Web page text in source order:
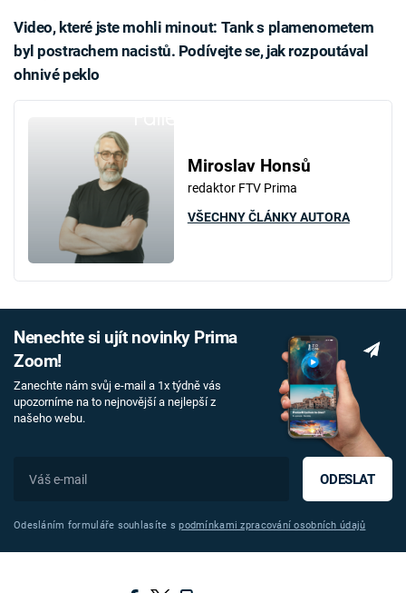
Video, které jste mohli minout: Tank s plamenometem
byl postrachem nacistů. Podívejte se, jak rozpoutával
ohnivé peklo
Miroslav Honsů
redaktor FTV Prima
VŠECHNY ČLÁNKY AUTORA
Nenechte si ujít novinky Prima
Zoom!
Zanechte nám svůj e-mail a 1x týdně vás
upozorníme na to nejnovější a nejlepší z
našeho webu.
ODESLAT
Odesláním formuláře souhlasíte spodmínkami zpracování osobních údajů